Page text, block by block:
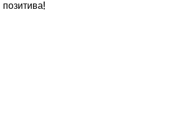
позитива!